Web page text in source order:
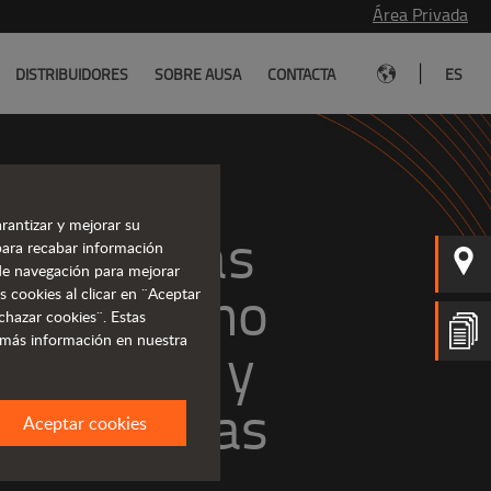
Área Privada
DISTRIBUIDORES SOBRE AUSA CONTACTA ES
avanzadas
y mejorar su
recabar información
navegación para mejorar
cookies al clicar en ¨Aceptar
cookies¨. Estas
información en nuestra
Aceptar cookies